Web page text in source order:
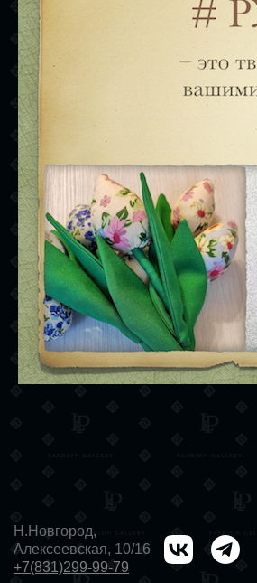
Н.Новгород,
Алексеевская, 10/16
+7(831)299-99-79